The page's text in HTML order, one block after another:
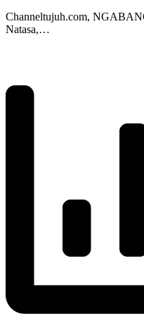
Channeltujuh.com,
Natasa,…